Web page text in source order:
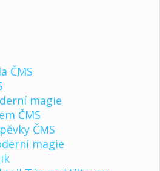
ČMS
magie
ČMS
ČMS
magie